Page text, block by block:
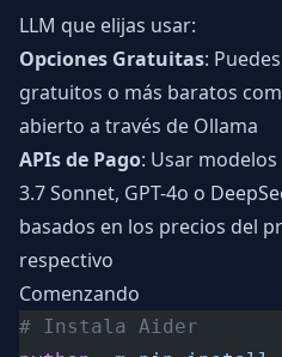
LLM que elijas usar:
Opciones Gratuitas:
gratuitos o más baratos
abierto a través de Ollama
APIs de Pago: Usar
3.7 Sonnet, GPT-4o o
basados en los precios del
respectivo
Comenzando
# Instala Aider